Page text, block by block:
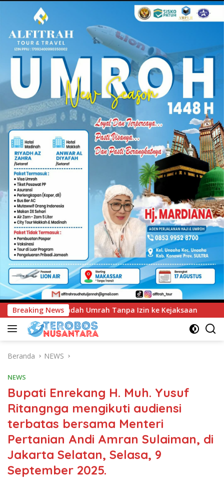
Breaking News
Izin ke Kejaksaan UNIMEN Tambah Delapan
Beranda NEWS
NEWS
Bupati Enrekang H. Muh. Yusuf
Ritangnga mengikuti audiensi
terbatas bersama Menteri
Pertanian Andi Amran Sulaiman, di
Jakarta Selatan, Selasa, 9
September 2025.